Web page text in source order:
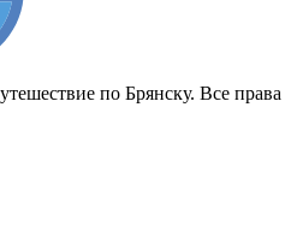
по Брянску. Все права